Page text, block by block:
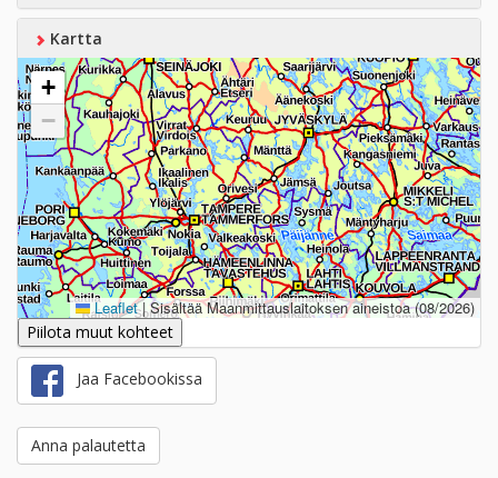
Kartta
+
−
Leaflet |Sisältää Maanmittauslaitoksen aineistoa (08/2026)
Piilota muut kohteet
Jaa Facebookissa
Anna palautetta